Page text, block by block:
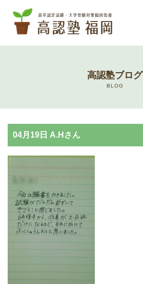
高認塾のご案内
高卒認定試験とは
高卒認定試験にかかる費用
高認塾ブログ
BLOG
04月19日 A.Hさん